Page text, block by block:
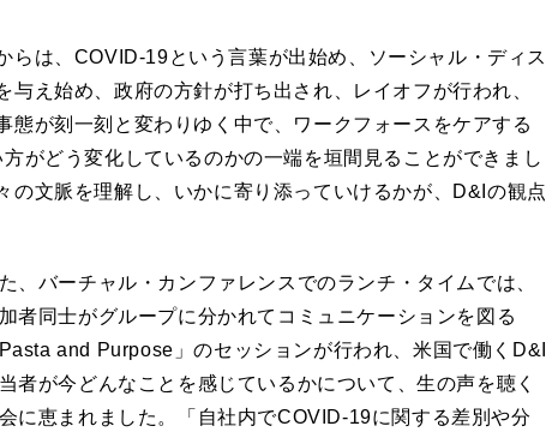
らは、COVID-19という言葉が出始め、ソーシャル・ディス
え始め、政府の方針が打ち出され、レイオフが行われ、
態が刻一刻と変わりゆく中で、ワークフォースをケアする
がどう変化しているのかの一端を垣間見ることができまし
の文脈を理解し、いかに寄り添っていけるかが、D&Iの観点
、バーチャル・カンファレンスでのランチ・タイムでは、
者同士がグループに分かれてコミュニケーションを図る
Pasta and Purpose」のセッションが行われ、米国で働くD&I
者が今どんなことを感じているかについて、生の声を聴く
に恵まれました。「自社内でCOVID-19に関する差別や分